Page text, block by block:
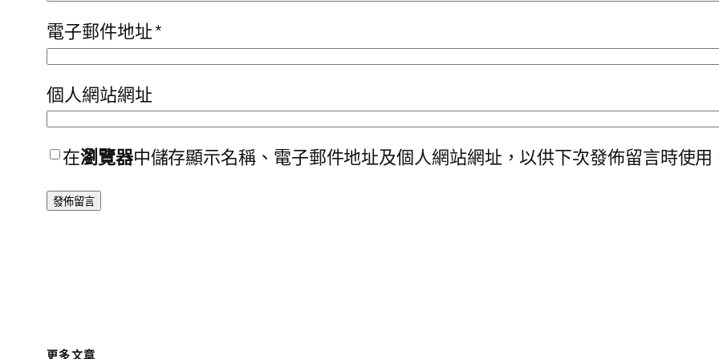
電子郵件地址*
個人網站網址
在瀏覽器中儲存顯示名稱、電子郵件地址及個人網站網址，以供下次發佈留言時使用
更多文章